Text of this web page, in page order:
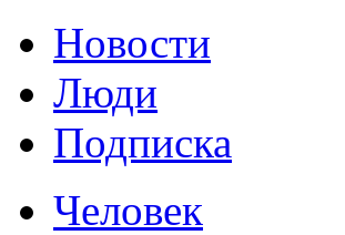
Новости
Люди
Подписка
Человек